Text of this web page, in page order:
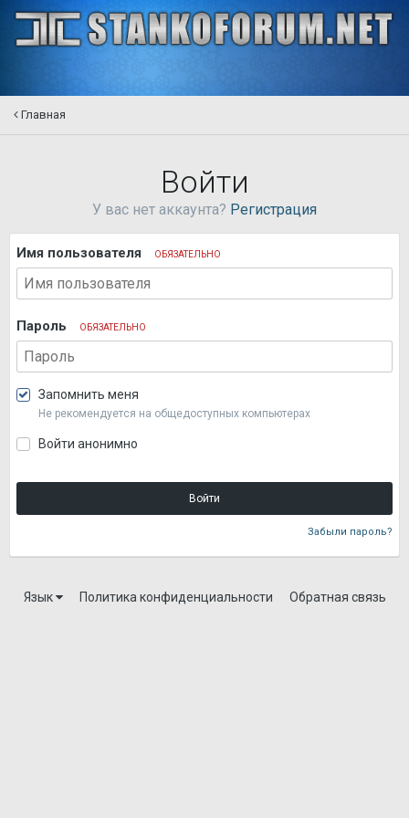
Главная
Войти
У вас нет аккаунта? Регистрация
Имя пользователя ОБЯЗАТЕЛЬНО
Пароль ОБЯЗАТЕЛЬНО
Запомнить меня
Не рекомендуется на общедоступных компьютерах
Войти анонимно
Войти
Забыли пароль?
Язык Политика конфиденциальности Обратная связь